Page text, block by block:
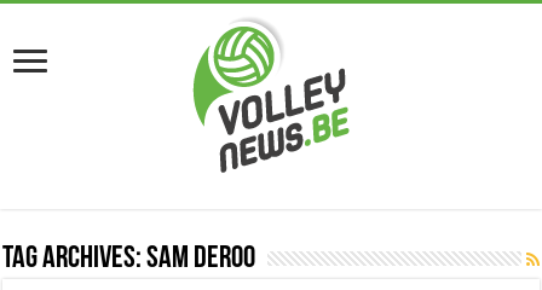
Tag Archives:sam deroo